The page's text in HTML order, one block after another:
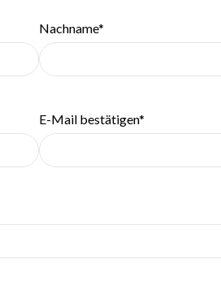
Nachname*
E-Mail bestätigen*